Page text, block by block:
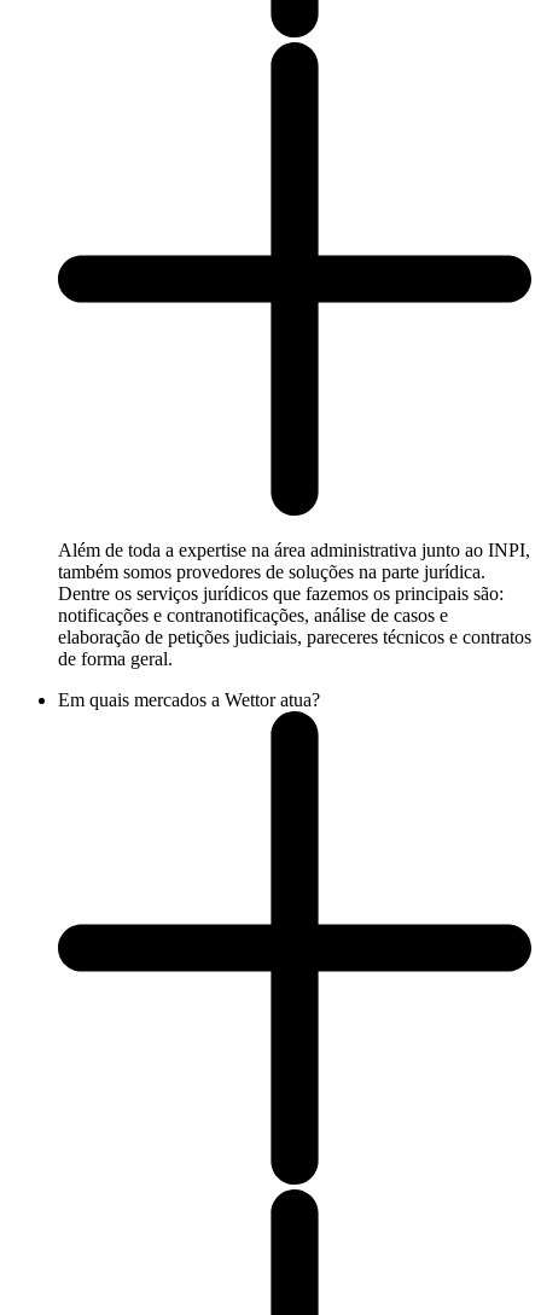
Além de toda a expertise na área administrativa junto ao INPI,
também somos provedores de soluções na parte jurídica.
Dentre os serviços jurídicos que fazemos os principais são:
notificações e contranotificações, análise de casos e
elaboração de petições judiciais, pareceres técnicos e contratos
de forma geral.
Em quais mercados a Wettor atua?